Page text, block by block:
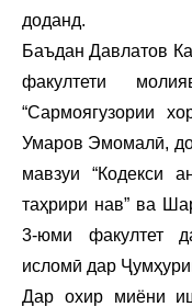
доданд.
Баъдан Давлатов
факултети
“Сармоягузории
Умаров Эмомалӣ,
мавзуи “Кодекси
таҳрири нав” ва
3-юми факултет
исломӣ дар
Дар охир миёни